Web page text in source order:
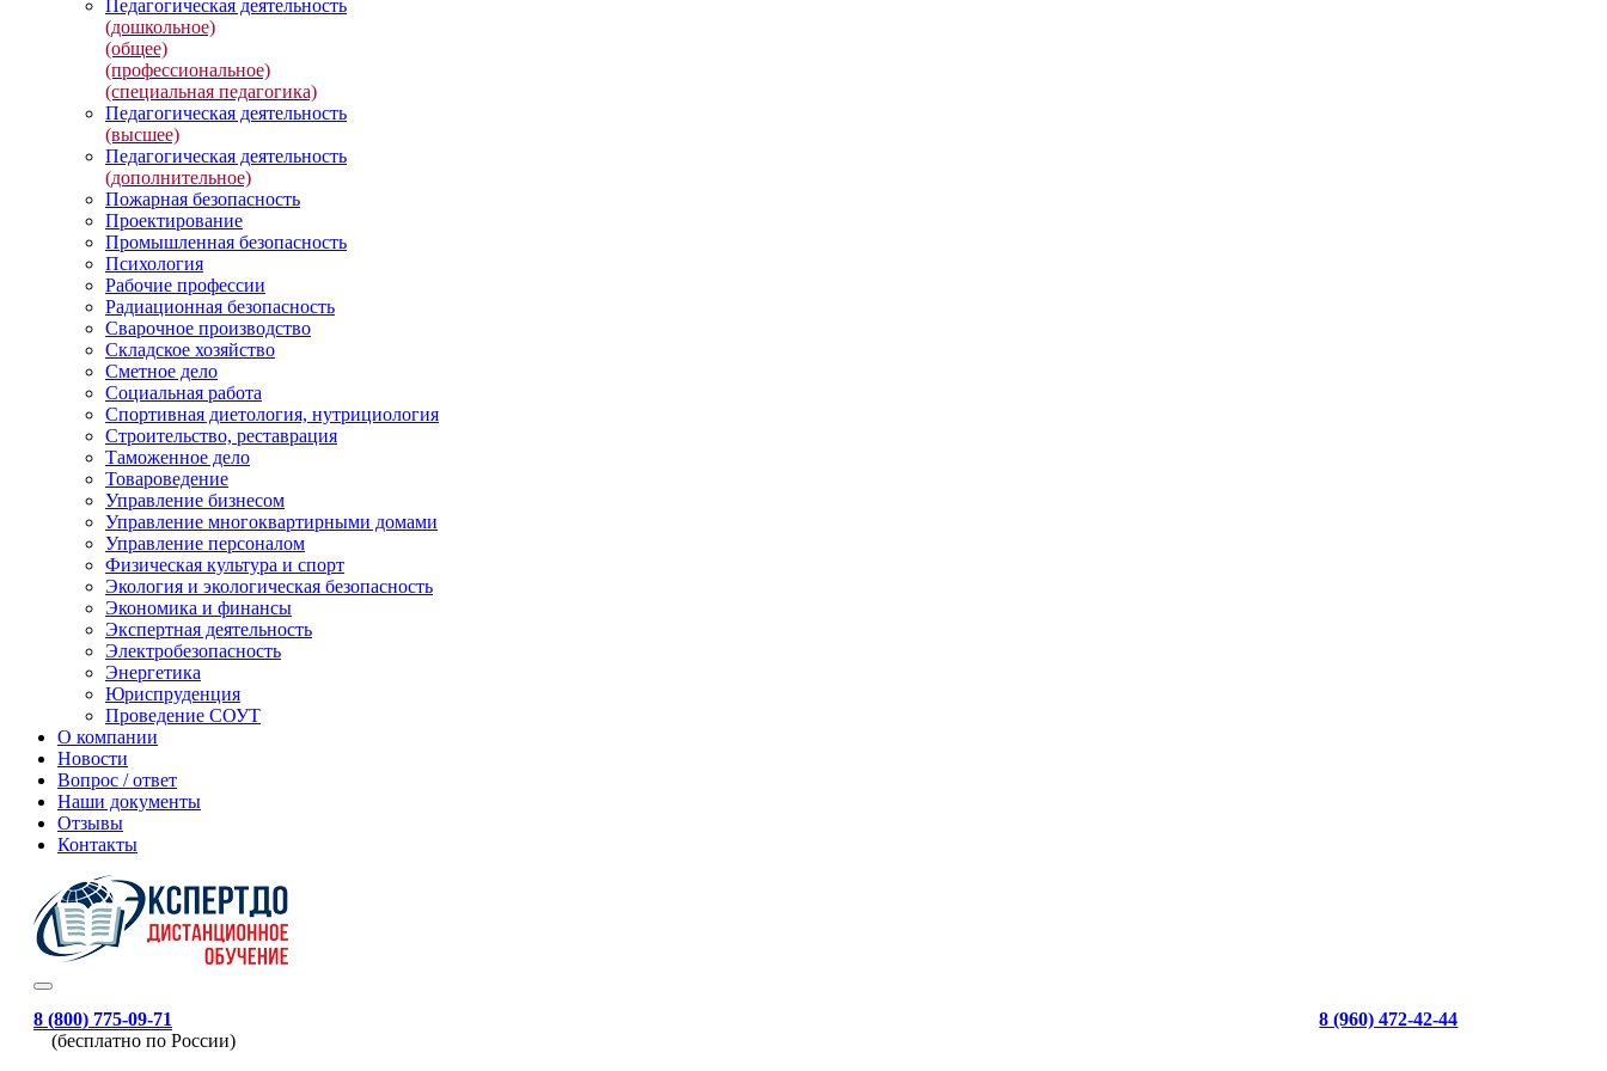
Педагогическая деятельность
(дошкольное)
(общее)
(профессиональное)
(специальная педагогика)
Педагогическая деятельность
(высшее)
Педагогическая деятельность
(дополнительное)
Пожарная безопасность
Проектирование
Промышленная безопасность
Психология
Рабочие профессии
Радиационная безопасность
Сварочное производство
Складское хозяйство
Сметное дело
Социальная работа
Спортивная диетология, нутрициология
Строительство, реставрация
Таможенное дело
Товароведение
Управление бизнесом
Управление многоквартирными домами
Управление персоналом
Физическая культура и спорт
Экология и экологическая безопасность
Экономика и финансы
Экспертная деятельность
Электробезопасность
Энергетика
Юриспруденция
Проведение СОУТ
О компании
Новости
Вопрос / ответ
Наши документы
Отзывы
Контакты
8 (800) 775-09-71
(бесплатно по России)
8 (960) 472-42-44